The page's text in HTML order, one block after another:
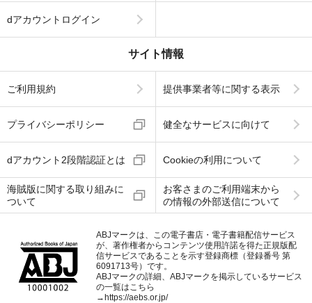
dアカウントログイン
サイト情報
ご利用規約 提供事業者等に関する表示
プライバシーポリシー 健全なサービスに向けて
dアカウント2段階認証とは Cookieの利用について
海賊版に関する取り組みに
ついて
お客さまのご利用端末から
の情報の外部送信について
ABJマークは、この電子書店・電子書籍配信サービス
が、著作権者からコンテンツ使用許諾を得た正規版配
信サービスであることを示す登録商標（登録番号 第
6091713号）です。
ABJマークの詳細、ABJマークを掲示しているサービス
の一覧はこちら
→ https://aebs.or.jp/